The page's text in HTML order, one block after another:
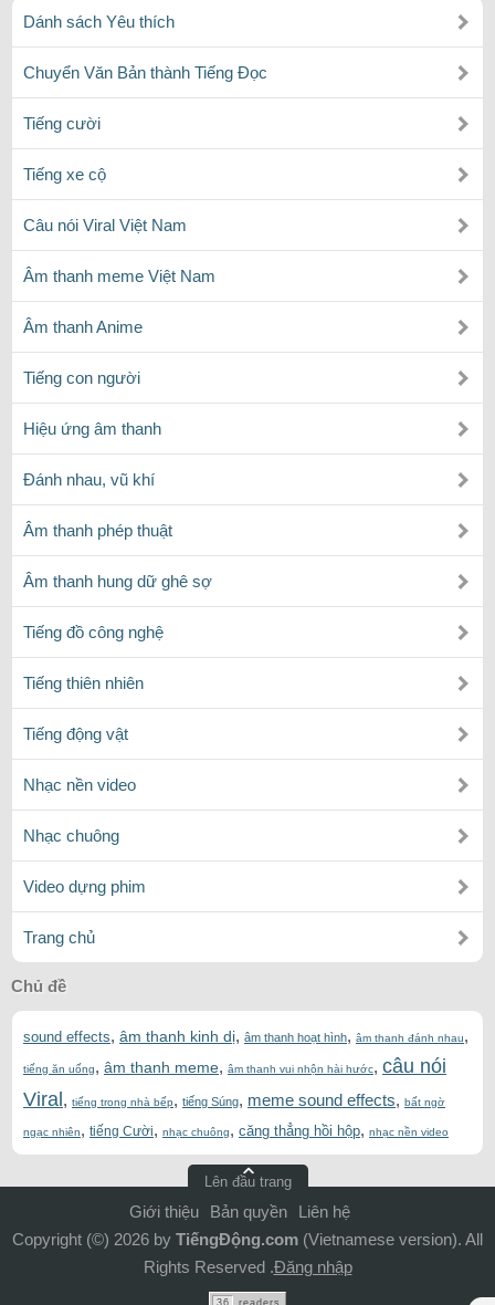
Dánh sách Yêu thích
Chuyển Văn Bản thành Tiếng Đọc
Tiếng cười
Tiếng xe cộ
Câu nói Viral Việt Nam
Âm thanh meme Việt Nam
Âm thanh Anime
Tiếng con người
Hiệu ứng âm thanh
Đánh nhau, vũ khí
Âm thanh phép thuật
Âm thanh hung dữ ghê sợ
Tiếng đồ công nghệ
Tiếng thiên nhiên
Tiếng động vật
Nhạc nền video
Nhạc chuông
Video dựng phim
Trang chủ
Chủ đề
sound effects, âm thanh kinh dị, âm thanh hoạt hình, âm thanh đánh nhau,
tiếng ăn uống, âm thanh meme, âm thanh vui nhộn hài hước, câu nói
Viral , tiếng trong nhà bếp, tiếng Súng, meme sound effects, bất ngờ
ngạc nhiên, tiếng Cười, nhạc chuông, căng thẳng hồi hộp, nhạc nền video
Lên đầu trang
Giới thiệu Bản quyền
Liên hệ
Copyright (©) 2026 by TiếngĐộng.com (Vietnamese version). All
Rights Reserved .Đăng nhập
36 readers